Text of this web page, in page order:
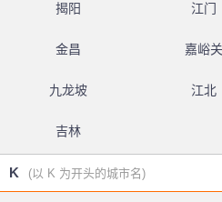
揭阳 江门
金昌 嘉峪关
九龙坡 江北
吉林
K (以 K 为开头的城市名)